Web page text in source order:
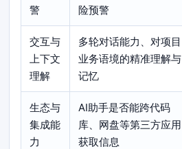
警
险预警
交互与
上下文
理解
多轮对话能力、对项目
业务语境的精准理解与
记忆
生态与
集成能
力
AI助手是否能跨代码
库、网盘等第三方应用
获取信息